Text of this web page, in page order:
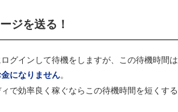
ジを送る！
グインして待機をしますが、この待機時間は
になりません。
で効率良く稼ぐならこの待機時間を短くする